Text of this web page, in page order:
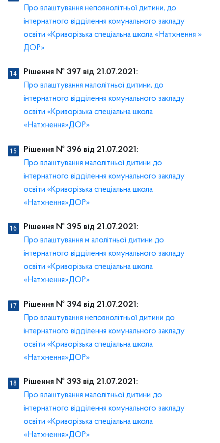
Про влаштування неповнолітньої дитини, до
інтернатного відділення комунального закладу
освіти «Криворізька спеціальна школа «Натхнення »
ДОР»
Рішення № 397 від 21.07.2021:
Про влаштування малолітньої дитини, до
інтернатного відділення комунального закладу
освіти «Криворізька спеціальна школа
«Натхнення»ДОР»
Рішення № 396 від 21.07.2021:
Про влаштування малолітньої дитини до
інтернатного відділення комунального закладу
освіти «Криворізька спеціальна школа
«Натхнення»ДОР»
Рішення № 395 від 21.07.2021:
Про влаштування м алолітньої дитини до
інтернатного відділення комунального закладу
освіти «Криворізька спеціальна школа
«Натхнення»ДОР»
Рішення № 394 від 21.07.2021:
Про влаштування неповнолітньої дитини до
інтернатного відділення комунального закладу
освіти «Криворізька спеціальна школа
«Натхнення»ДОР»
Рішення № 393 від 21.07.2021:
Про влаштування малолітньої дитини до
інтернатного відділення комунального закладу
освіти «Криворізька спеціальна школа
«Натхнення»ДОР»